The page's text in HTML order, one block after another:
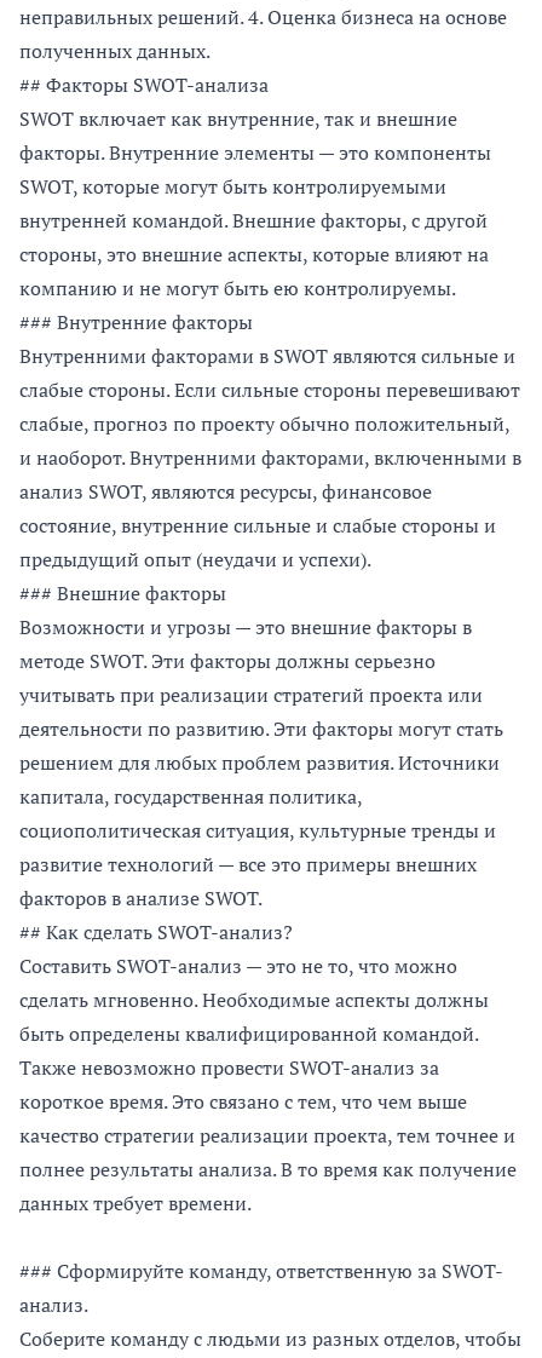
неправильных решений. 4. Оценка бизнеса на основе
полученных данных.
## Факторы SWOT-анализа
SWOT включает как внутренние, так и внешние
факторы. Внутренние элементы — это компоненты
SWOT, которые могут быть контролируемыми
внутренней командой. Внешние факторы, с другой
стороны, это внешние аспекты, которые влияют на
компанию и не могут быть ею контролируемы.
### Внутренние факторы
Внутренними факторами в SWOT являются сильные и
слабые стороны. Если сильные стороны перевешивают
слабые, прогноз по проекту обычно положительный,
и наоборот. Внутренними факторами, включенными в
анализ SWOT, являются ресурсы, финансовое
состояние, внутренние сильные и слабые стороны и
предыдущий опыт (неудачи и успехи).
### Внешние факторы
Возможности и угрозы — это внешние факторы в
методе SWOT. Эти факторы должны серьезно
учитывать при реализации стратегий проекта или
деятельности по развитию. Эти факторы могут стать
решением для любых проблем развития. Источники
капитала, государственная политика,
социополитическая ситуация, культурные тренды и
развитие технологий — все это примеры внешних
факторов в анализе SWOT.
## Как сделать SWOT-анализ?
Составить SWOT-анализ — это не то, что можно
сделать мгновенно. Необходимые аспекты должны
быть определены квалифицированной командой.
Также невозможно провести SWOT-анализ за
короткое время. Это связано с тем, что чем выше
качество стратегии реализации проекта, тем точнее и
полнее результаты анализа. В то время как получение
данных требует времени.
### Сформируйте команду, ответственную за SWOT-
анализ.
Соберите команду с людьми из разных отделов, чтобы